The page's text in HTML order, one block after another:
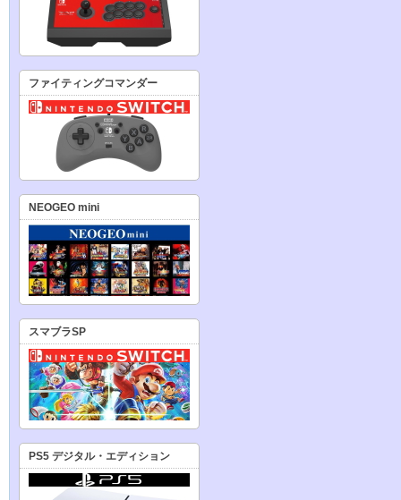
ファイティングコマンダー
NEOGEO mini
スマブラSP
PS5 デジタル・エディション